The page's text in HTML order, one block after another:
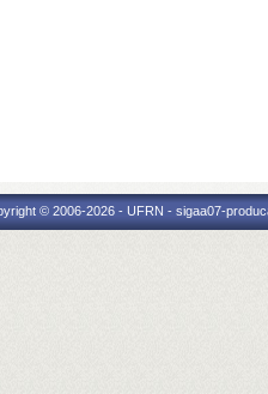
© 2006-2026 - UFRN - sigaa07-